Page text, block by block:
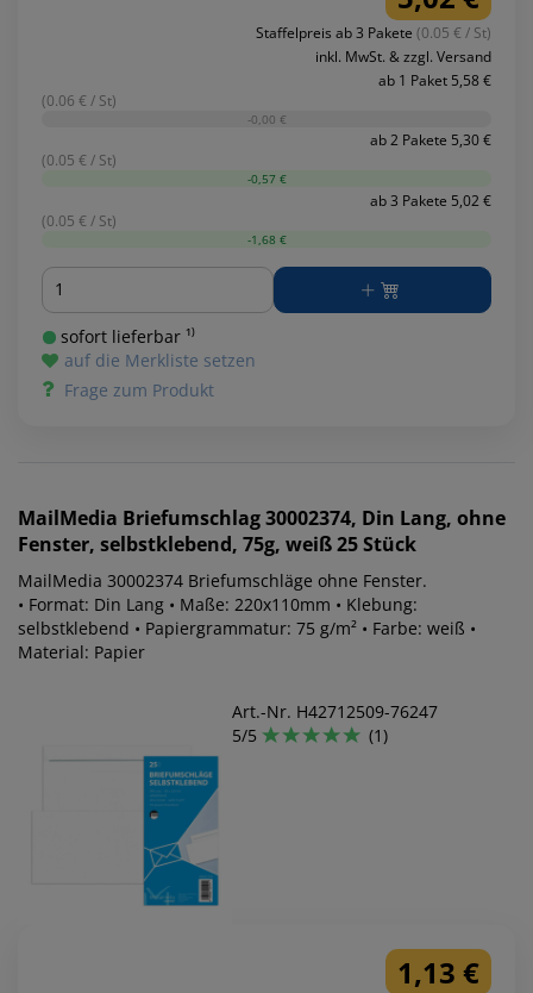
Staffelpreis ab 3 Pakete (0.05 € / St)
inkl. MwSt. & zzgl. Versand
ab 1 Paket 5,58 €
(0.06 € / St)
-0,00 €
ab 2 Pakete 5,30 €
(0.05 € / St)
-0,57 €
ab 3 Pakete 5,02 €
(0.05 € / St)
-1,68 €
Menge
sofort lieferbar ¹⁾
auf die Merkliste setzen
Frage zum Produkt
MailMedia Briefumschlag 30002374, Din Lang, ohne
Fenster, selbstklebend, 75g, weiß 25 Stück
MailMedia 30002374 Briefumschläge ohne Fenster.
• Format: Din Lang • Maße: 220x110mm • Klebung:
selbstklebend • Papiergrammatur: 75 g/m² • Farbe: weiß •
Material: Papier
Art.-Nr. H42712509-76247
5/5
(1)
1,13 €